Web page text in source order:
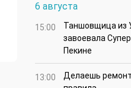
6 августа
15:00
Таншовщица из
завоевала
Пекине
13:00
Делаешь